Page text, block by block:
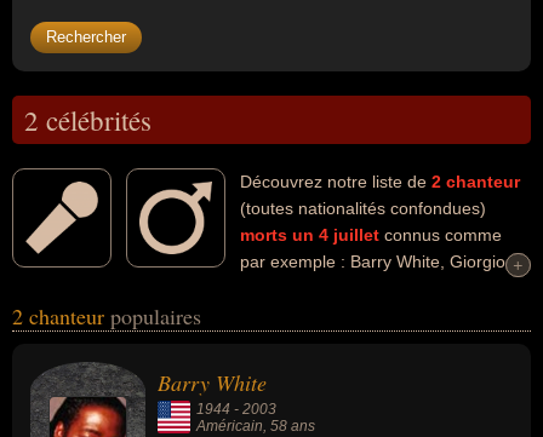
2 célébrités
Découvrez notre liste de 2 chanteur
(toutes nationalités confondues)
morts un 4 juillet connus comme
par exemple : Barry White, Giorgio
liens variés dans les domaines de l'art, du blues, de la musique, du
célébrités peuvent également avoir été arrangeur musical, artiste,
chanteur de blues, chanteur de soul, compositeur, homme d'affaire,
musicien, parolier, producteur, producteur de musique, producteur
+
+
2 chanteur populaires
Barry White
1944 - 2003
Américain, 58 ans